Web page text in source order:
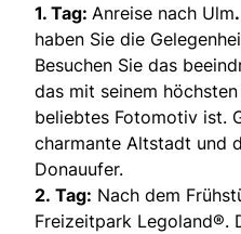
1. Tag: Anreise nach Ulm.
haben Sie die
Besuchen Sie das
das mit seinem
beliebtes Fotomotiv ist.
charmante Altstadt und
Donauufer.
2. Tag: Nach dem
Freizeitpark Legoland®.